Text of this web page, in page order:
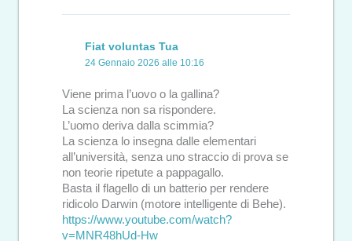
Fiat voluntas Tua
24 Gennaio 2026 alle 10:16
Viene prima l’uovo o la gallina?
La scienza non sa rispondere.
L’uomo deriva dalla scimmia?
La scienza lo insegna dalle elementari
all’università, senza uno straccio di prova se
non teorie ripetute a pappagallo.
Basta il flagello di un batterio per rendere
ridicolo Darwin (motore intelligente di Behe).
https://www.youtube.com/watch?
v=MNR48hUd-Hw